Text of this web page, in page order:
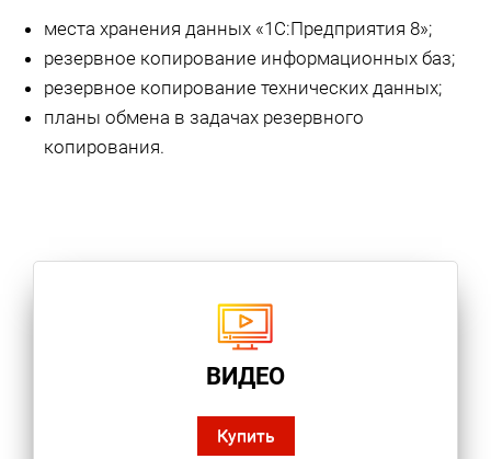
места хранения данных «1С:Предприятия 8»;
резервное копирование информационных баз;
резервное копирование технических данных;
планы обмена в задачах резервного
копирования.
ВИДЕО
Купить